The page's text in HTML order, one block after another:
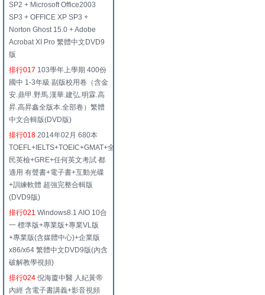
SP2 + Microsoft Office2003
SP3 + OFFICE XP SP3 +
Norton Ghost 15.0 + Adobe
Acrobat XI Pro 繁體中文DVD9
版
排行017 103學年上學期 400份
國中 1-3年級 副版校用卷（含金
安.鼎甲.野馬.漢華.建弘.明霖.高
昇.高昇鑫全版本.全部卷）繁體
中文合輯版(DVD版)
排行018 2014年02月 680本
TOEFL+IELTS+TOEIC+GMAT+全
民英檢+GRE+任何英文考試 都
適用 有聲書+電子書+互動光碟
+訓練軟體 超強完整合輯版
(DVD9版)
排行021 Windows8.1 AIO 10合
一 標準版+專業版+專業VL版
+專業版(含媒體中心)+企業版
x86/x64 繁體中文DVD9版(內含
破解教學視頻)
排行024 倪海廈中醫 人紀黃帝
內經 含電子書講義+影音視頻